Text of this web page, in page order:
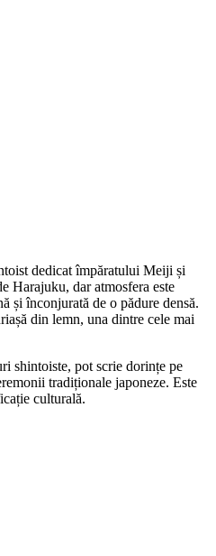
dedicat împăratului Meiji și
Harajuku, dar atmosfera este
și înconjurată de o pădure densă.
din lemn, una dintre cele mai
shintoiste, pot scrie dorințe pe
tradiționale japoneze. Este
culturală.